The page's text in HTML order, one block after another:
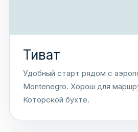
Тиват
Удобный старт рядом с
Montenegro. Хорош для
Которской бухте.